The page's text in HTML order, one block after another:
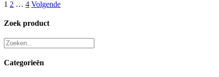
1 2 … 4 Volgende
Zoek product
Categorieën